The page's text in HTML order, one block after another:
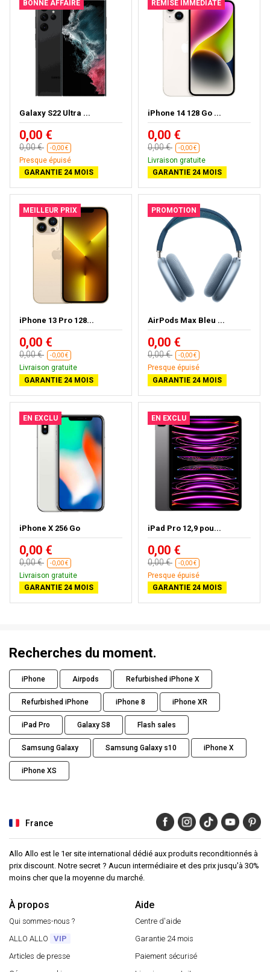
BONNE AFFAIRE
Galaxy S22 Ultra ...
0,00 €
0,00 € -0,00 €
Presque épuisé
GARANTIE 24 MOIS
REMISE IMMÉDIATE
iPhone 14 128 Go ...
0,00 €
0,00 € -0,00 €
Livraison gratuite
GARANTIE 24 MOIS
MEILLEUR PRIX
iPhone 13 Pro 128...
0,00 €
0,00 € -0,00 €
Livraison gratuite
GARANTIE 24 MOIS
PROMOTION
AirPods Max Bleu ...
0,00 €
0,00 € -0,00 €
Presque épuisé
GARANTIE 24 MOIS
EN EXCLU
iPhone X 256 Go
0,00 €
0,00 € -0,00 €
Livraison gratuite
GARANTIE 24 MOIS
EN EXCLU
iPad Pro 12,9 pou...
0,00 €
0,00 € -0,00 €
Presque épuisé
GARANTIE 24 MOIS
Recherches du moment.
iPhone Airpods Refurbished iPhone X
Refurbished iPhone iPhone 8 iPhone XR
iPad Pro Galaxy S8 Flash sales
Samsung Galaxy Samsung Galaxy s10 iPhone X
iPhone XS
France
Allo Allo est le 1er site international dédié aux produits reconditionnés à
prix discount. Notre secret ? Aucun intermédiaire et des prix jusqu'à 30%
moins cher que la moyenne du marché.
À propos
Qui sommes-nous ?
ALLO ALLO
VIP
Articles de presse
Aide
Centre d'aide
Garantie 24 mois
Paiement sécurisé